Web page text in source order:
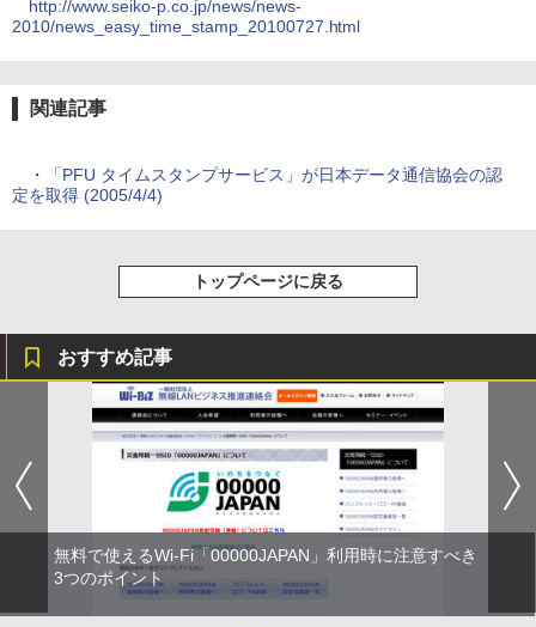
http://www.seiko-p.co.jp/news/news-
2010/news_easy_time_stamp_20100727.html
関連記事
・
「PFU タイムスタンプサービス」が日本データ通信協会の認
定を取得 (2005/4/4)
トップページに戻る
おすすめ記事
無料で使えるWi-Fi「00000JAPAN」利用時に注意すべき
3つのポイント